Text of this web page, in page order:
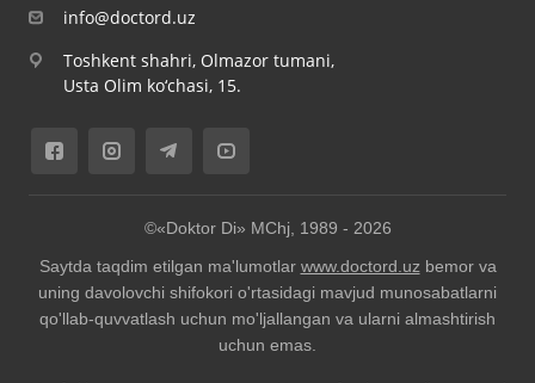
info@doctord.uz
Toshkent shahri, Olmazor tumani,
Usta Olim ko‘chasi, 15.
©«Doktor Di» MChj, 1989 - 2026
Saytda taqdim etilgan ma'lumotlar www.doctord.uz bemor va
uning davolovchi shifokori o'rtasidagi mavjud munosabatlarni
qo'llab-quvvatlash uchun mo'ljallangan va ularni almashtirish
uchun emas.